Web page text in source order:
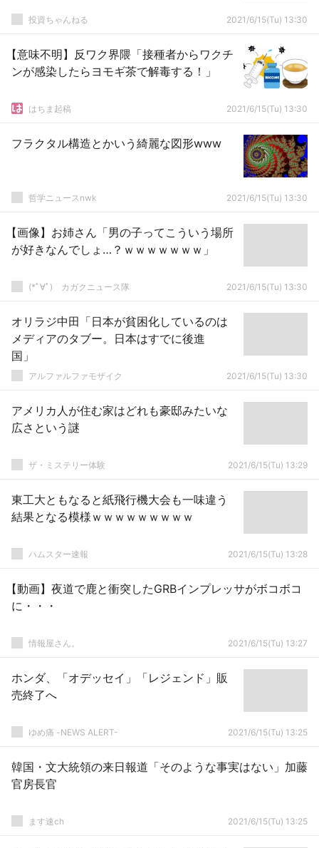
投資ちゃんねる 2021/6/15(Tu) 13:30
【意味不明】反ワク界隈「接種者からワクチ
ンが感染したらヨモギ茶で解毒する！」
はちま起稿 2021/6/15(Tu) 13:30
フラクタル構造とかいう綺麗な図形www
哲学ニュースnwk 2021/6/15(Tu) 13:30
【画像】お姉さん「男の子ってこういう場所
が好きなんでしょ…？ｗｗｗｗｗｗｗ」
(*ﾟ∀ﾟ)ゞカガクニュース隊 2021/6/15(Tu) 13:30
オリラジ中田「日本が貧困化しているのは
メディアのタブー。日本はすでに後進
国」
アルファルファモザイク 2021/6/15(Tu) 13:30
アメリカ人が住む家はどれも豪邸みたいな
広さという謎
ザ・ミステリー体験 2021/6/15(Tu) 13:29
東工大ともなると紙飛行機大会も一味違う
結果となる模様ｗｗｗｗｗｗｗｗｗ
ハムスター速報 2021/6/15(Tu) 13:28
【動画】夜道で鹿と衝突したGRBインプレッサがボコボコ
に・・・
情報屋さん。 2021/6/15(Tu) 13:27
ホンダ、「オデッセイ」「レジェンド」販
売終了へ
ゆめ痛 -NEWS ALERT- 2021/6/15(Tu) 13:25
韓国・文大統領の来日報道「そのような事実はない」加藤
官房長官
ます速ch 2021/6/15(Tu) 13:25